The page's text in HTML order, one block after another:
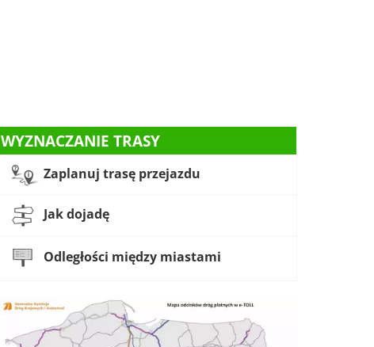
WYZNACZANIE TRASY
Zaplanuj trasę przejazdu
Jak dojadę
Odległości między miastami